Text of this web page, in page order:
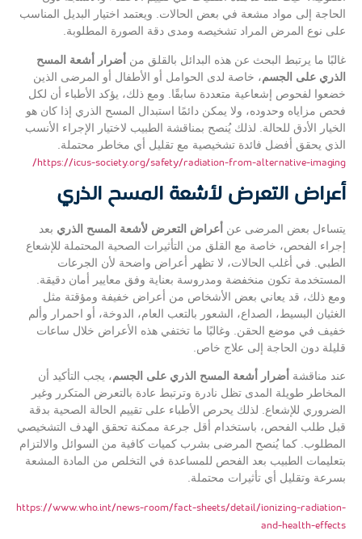
الحاجة إلى مواد مشعة في بعض الحالات. ويعتمد اختيار البديل المناسب
على نوع المرض المراد تشخيصه ومدى دقة الصورة المطلوبة.
غالبًا ما يرتبط البحث عن هذه البدائل بالقلق من أضرار أشعة المسح
الذري على الجسم، خاصة لدى الحوامل أو الأطفال أو المرضى الذين
خضعوا لفحوص إشعاعية متعددة سابقًا. ومع ذلك، يؤكد الأطباء أن لكل
فحص مزاياه وحدوده، ولا يمكن دائمًا استبدال المسح الذري إذا كان هو
الخيار الأدق للحالة. لذلك يُنصح بمناقشة الطبيب لاختيار الإجراء الأنسب
الذي يحقق أفضل فائدة تشخيصية مع تقليل أي مخاطر محتملة.
https://icus-society.org/safety/radiation-from-alternative-imaging/
أعراض التعرض لأشعة المسح الذري
يتساءل بعض المرضى عن أعراض التعرض لأشعة المسح الذري بعد
إجراء الفحص، خاصة مع القلق من التأثيرات الصحية المحتملة للإشعاع
الطبي. في أغلب الحالات، لا تظهر أعراض واضحة لأن الجرعات
المستخدمة تكون منخفضة ومدروسة بعناية وفق معايير أمان دقيقة.
ومع ذلك، قد يعاني بعض الأشخاص من أعراض خفيفة ومؤقتة مثل
الغثيان البسيط، الصداع، الشعور بالتعب العام، الدوخة، أو احمرار وألم
خفيف في موضع الحقن. وغالبًا ما تختفي هذه الأعراض خلال ساعات
قليلة دون الحاجة إلى علاج خاص.
عند مناقشة أضرار أشعة المسح الذري على الجسم، يجب التأكيد أن
المخاطر طويلة المدى تظل نادرة وترتبط عادة بالتعرض المتكرر وغير
الضروري للإشعاع. لذلك يحرص الأطباء على تقييم الحالة الصحية بدقة
قبل طلب الفحص، باستخدام أقل جرعة ممكنة تحقق الهدف التشخيصي
المطلوب. كما يُنصح المرضى بشرب كميات كافية من السوائل والالتزام
بتعليمات الطبيب بعد الفحص للمساعدة في التخلص من المادة المشعة
بسرعة وتقليل أي تأثيرات محتملة.
https://www.who.int/news-room/fact-sheets/detail/ionizing-radiation-
and-health-effects